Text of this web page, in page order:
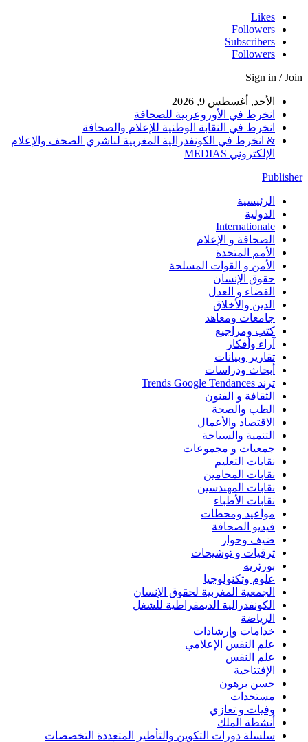
Likes
Followers
Subscribers
Followers
Sign in / Join
الأحد, أغسطس 9, 2026
انخرط في الأوروعربية للصحافة
انخرط في النقابة الوطنية للإعلام والصحافة
& انخرط في الكونفدرالية المغربية لناشري الصحف والإعلام
الإلكتروني MEDIAS
Publisher
الرئيسية
الدولية
Internationale
الصحافة و الإعلام
الأمم المتحدة
الأمن و القوات المسلحة
حقوق الإنسان
القضاء و العدل
الدين والأخلاق
جامعات ومعاهد
كتب ومراجيع
آراء وأفكار
تقارير وبيانات
أبحاث ودراسات
ترند Trends Google Tendances
الثقافة و الفنون
الطب والصحة
الاقتصاد والأعمال
التنمية والسياحة
جمعيات و مجموعات
نقابات التعليم
نقابات المحامين
نقابات المهندسين
نقابات الأطباء
مواعيد ومحطات
فيديو الصحافة
ضيف وحوار
ترقيات و توشيحات
بورتريه
علوم وتكنولوجيا
الجمعية المغربية لحقوق الإنسان
الكونفدرالية الديمقراطية للشغل
الرياضة
خدامات وإرشادات
علم النفس الإعلامي
علم النفس
الإفتتاحية
حسن برهون
مستجدات
وفيات و تعازي
أنشطة الملك
سلسلة دورات التكوين والتأطير المتعددة التخصصات